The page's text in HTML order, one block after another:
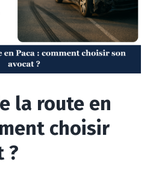
la route en
choisir
?